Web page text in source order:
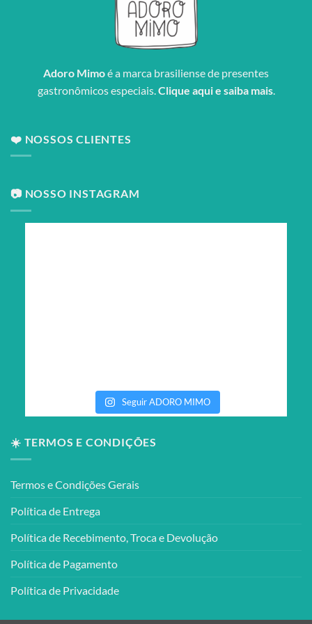
Adoro Mimoé a marca brasiliense de presentes
gastronômicos especiais.Clique aqui e saiba mais.
❤️ NOSSOS CLIENTES
📷 NOSSO INSTAGRAM
Seguir ADORO MIMO
☀️ TERMOS E CONDIÇÕES
Termos e Condições Gerais
Política de Entrega
Política de Recebimento, Troca e Devolução
Política de Pagamento
Política de Privacidade